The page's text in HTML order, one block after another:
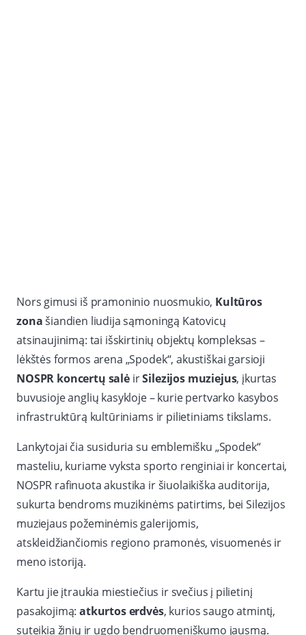
Nors gimusi iš pramoninio nuosmukio, Kultūros
zonašiandien liudija sąmoningą Katovicų
atsinaujinimą: tai išskirtinių objektų kompleksas –
lėkštės formos arena „Spodek“, akustiškai garsioji
NOSPR koncertų salėirSilezijos muziejus, įkurtas
buvusioje anglių kasykloje – kurie pertvarko kasybos
infrastruktūrą kultūriniams ir pilietiniams tikslams.
Lankytojai čia susiduria su emblemišku „Spodek“
masteliu, kuriame vyksta sporto renginiai ir koncertai,
NOSPR rafinuota akustika ir šiuolaikiška auditorija,
sukurta bendroms muzikinėms patirtims, bei Silezijos
muziejaus požeminėmis galerijomis,
atskleidžiančiomis regiono pramonės, visuomenės ir
meno istoriją.
Kartu jie įtraukia miestiečius ir svečius į pilietinį
pasakojimą:atkurtos erdvės, kurios saugo atmintį,
suteikia žinių ir ugdo bendruomeniškumo jausmą.